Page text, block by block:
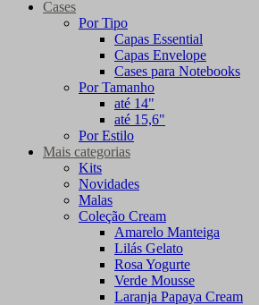
Cases
Por Tipo
Capas Essential
Capas Envelope
Cases para Notebooks
Por Tamanho
até 14"
até 15,6"
Por Estilo
Mais categorias
Kits
Novidades
Malas
Coleção Cream
Amarelo Manteiga
Lilás Gelato
Rosa Yogurte
Verde Mousse
Laranja Papaya Cream